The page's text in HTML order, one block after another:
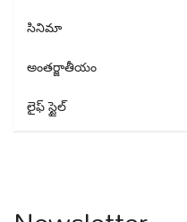
సినిమా
అంతర్జాతీయం
లైఫ్ స్టైల్